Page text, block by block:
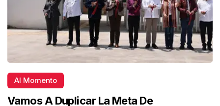
Al Momento
Vamos A Duplicar La Meta De